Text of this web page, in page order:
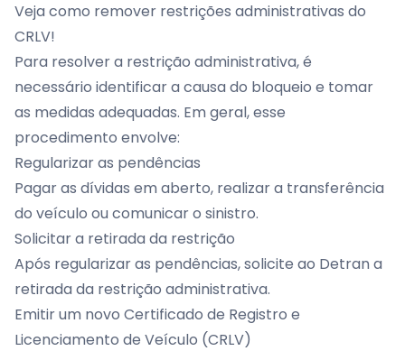
Veja como remover restrições administrativas do
CRLV!
Para resolver a restrição administrativa, é
necessário identificar a causa do bloqueio e tomar
as medidas adequadas. Em geral, esse
procedimento envolve:
Regularizar as pendências
Pagar as dívidas em aberto, realizar a transferência
do veículo ou comunicar o sinistro.
Solicitar a retirada da restrição
Após regularizar as pendências, solicite ao Detran a
retirada da restrição administrativa.
Emitir um novo Certificado de Registro e
Licenciamento de Veículo (CRLV)